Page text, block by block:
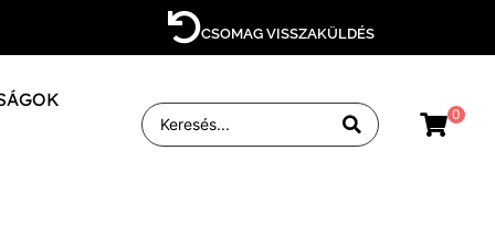
CSOMAG VISSZAKÜLDÉS
0